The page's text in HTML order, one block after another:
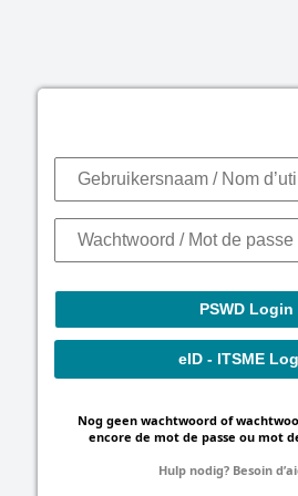
Gebruikersnaam / Nom
Wachtwoord / Mot de passe
eID - ITSME
Nog geen wachtwoord of
encore de mot de passe ou mot
Hulp nodig? Besoin